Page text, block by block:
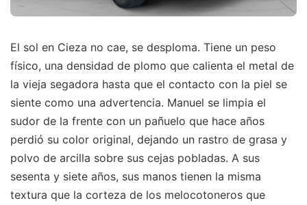
El sol en Cieza no cae, se desploma. Tiene un peso
físico, una densidad de plomo que calienta el metal de
la vieja segadora hasta que el contacto con la piel se
siente como una advertencia. Manuel se limpia el
sudor de la frente con un pañuelo que hace años
perdió su color original, dejando un rastro de grasa y
polvo de arcilla sobre sus cejas pobladas. A sus
sesenta y siete años, sus manos tienen la misma
textura que la corteza de los melocotoneros que